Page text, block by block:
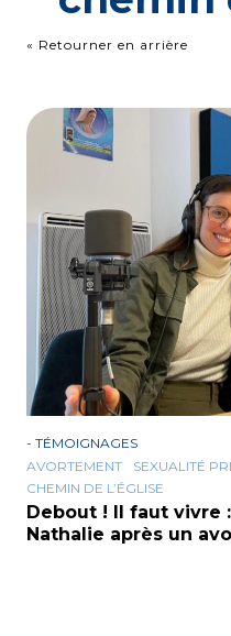
« Retourner en arrière
- TÉMOIGNAGES
AVORTEMENT
SEXUALITÉ
CHEMIN DE L’ÉGLISE
Debout ! Il faut vivre
Nathalie après un